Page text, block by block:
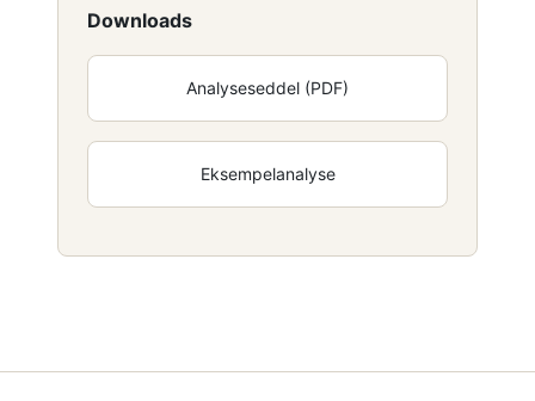
Downloads
Analyseseddel (PDF)
Eksempelanalyse